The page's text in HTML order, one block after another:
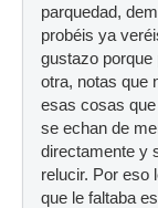
parquedad,
probéis ya
gustazo porque
otra, notas que
esas cosas
se echan de
directamente y
relucir. Por eso
que le faltaba